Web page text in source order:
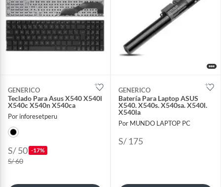
GENERICO
Teclado Para Asus X540 X540l
X540c X540n X540ca
Por inforesetperu
S/ 50 -17%
S/ 60
GENERICO
Batería Para Laptop ASUS
X540. X540s. X540sa. X540l.
X540la
Por MUNDO LAPTOP PC
S/ 175